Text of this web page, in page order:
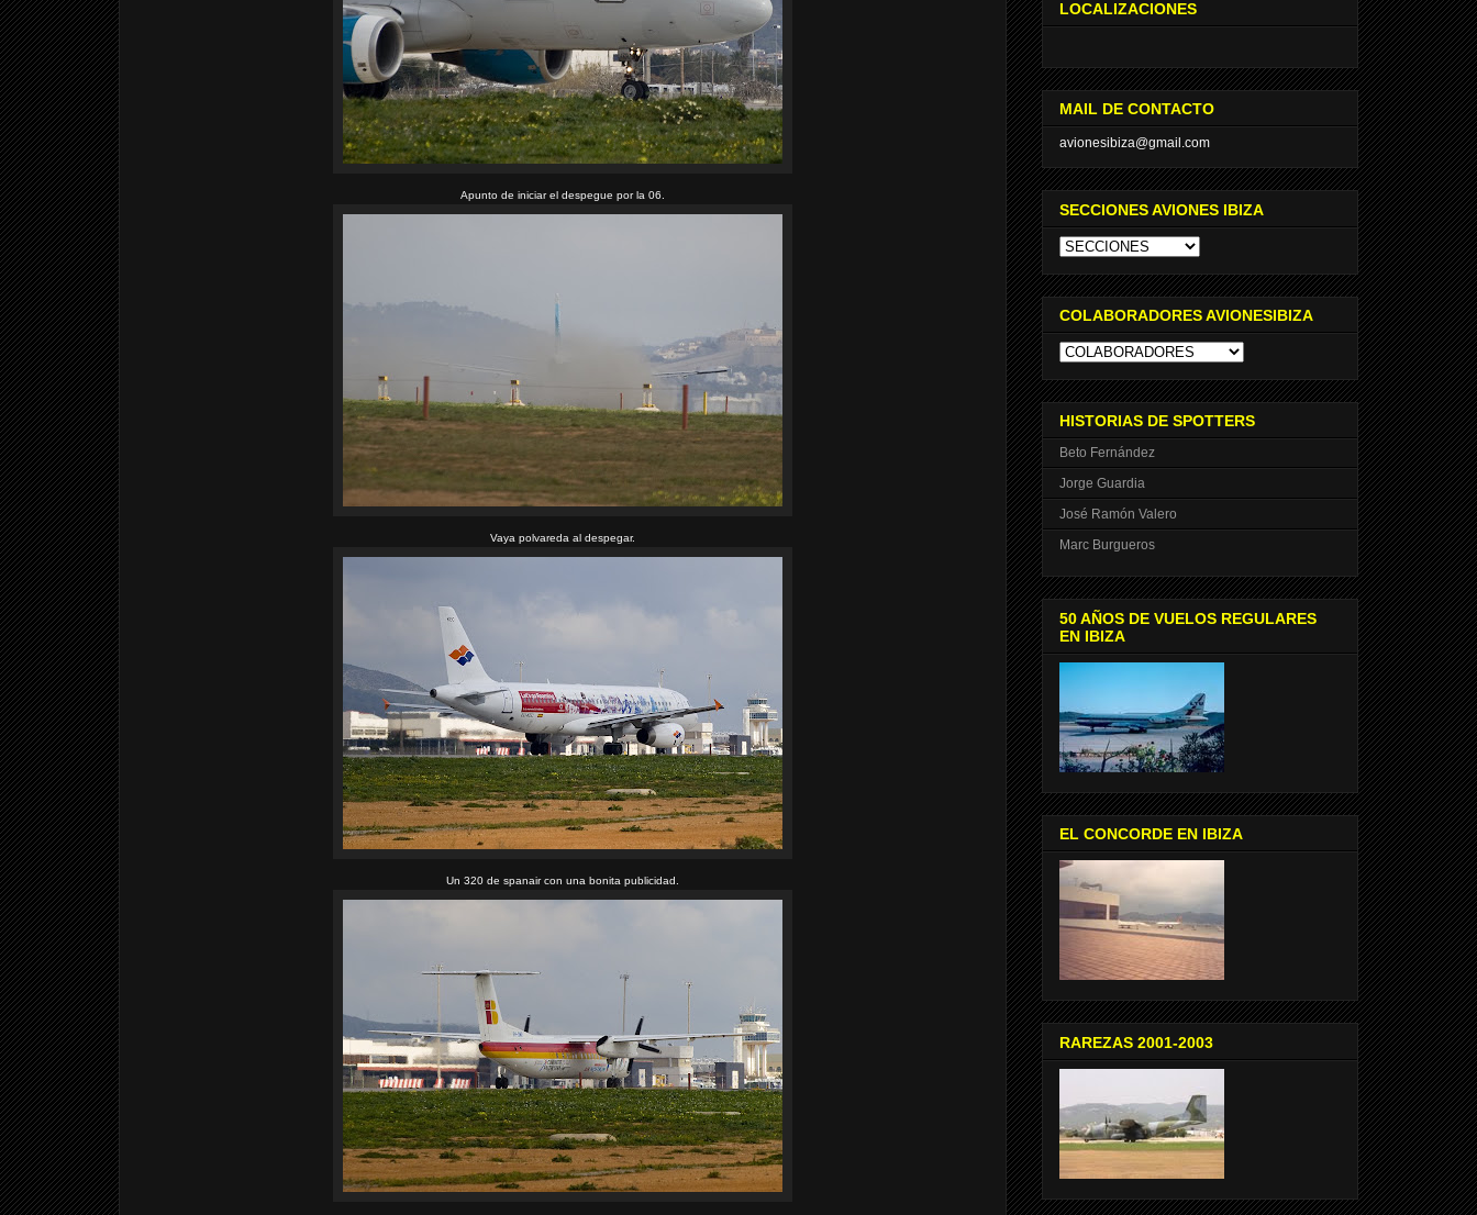
Apunto de iniciar el despegue por la 06.
Vaya polvareda al despegar.
Un 320 de spanair con una bonita publicidad.
LOCALIZACIONES
MAIL DE CONTACTO
avionesibiza@gmail.com
SECCIONES AVIONES IBIZA
COLABORADORES AVIONESIBIZA
HISTORIAS DE SPOTTERS
Beto Fernández
Jorge Guardia
José Ramón Valero
Marc Burgueros
50 AÑOS DE VUELOS REGULARES
EN IBIZA
EL CONCORDE EN IBIZA
RAREZAS 2001-2003